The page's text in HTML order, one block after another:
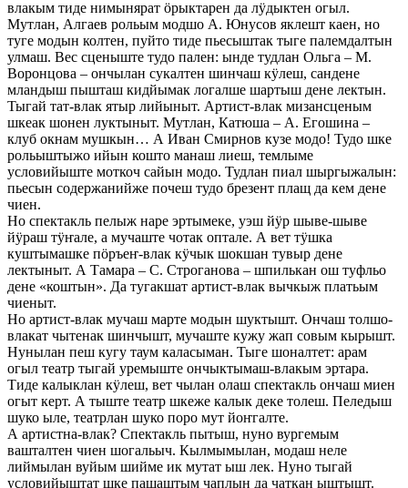
влакым тиде нимынярат ӧрыктарен да лӱдыктен огыл.
Мутлан, Алгаев рольым модшо А. Юнусов яклешт каен, но
туге модын колтен, пуйто тиде пьесыштак тыге палемдалтын
улмаш. Вес сценыште тудо пален: ынде тудлан Ольга – М.
Воронцова – ончылан сукалтен шинчаш кӱлеш, сандене
мландыш пышташ кидйымак логалше шартыш дене лектын.
Тыгай тат-влак ятыр лийыныт. Артист-влак мизансценым
шкеак шонен луктыныт. Мутлан, Катюша – А. Егошина –
клуб окнам мушкын… А Иван Смирнов кузе модо! Тудо шке
рольыштыжо ийын кошто манаш лиеш, темлыме
условийыште моткоч сайын модо. Тудлан пиал шыргыжалын:
пьесын содержанийже почеш тудо брезент плащ да кем дене
чиен.
Но спектакль пелыж наре эртымеке, уэш йӱр шыве-шыве
йӱраш тӱҥале, а мучаште чотак оптале. А вет тӱшка
куштымашке пӧръеҥ-влак кӱчык шокшан тувыр дене
лектыныт. А Тамара – С. Строганова – шпилькан ош туфльо
дене «коштын». Да тугакшат артист-влак вычкыж платьым
чиеныт.
Но артист-влак мучаш марте модын шуктышт. Ончаш толшо-
влакат чытенак шинчышт, мучаште кужу жап совым кырышт.
Нунылан пеш кугу таум каласыман. Тыге шоналтет: арам
огыл театр тыгай уремыште ончыктымаш-влакым эртара.
Тиде калыклан кӱлеш, вет чылан олаш спектакль ончаш миен
огыт керт. А тыште театр шкеже калык деке толеш. Пеледыш
шуко ыле, театрлан шуко поро мут йоҥгалте.
А артистна-влак? Спектакль пытыш, нуно вургемым
вашталтен чиен шогальыч. Кылмымылан, модаш неле
лиймылан вуйым шийме ик мутат ыш лек. Нуно тыгай
условийыштат шке пашаштым чаплын да чаткан ыштышт.